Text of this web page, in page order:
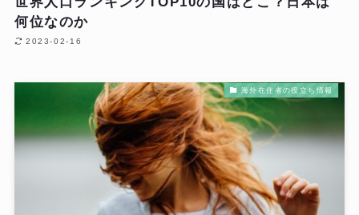
何位なのか
2023-02-16
海外在住者の役立ち情報